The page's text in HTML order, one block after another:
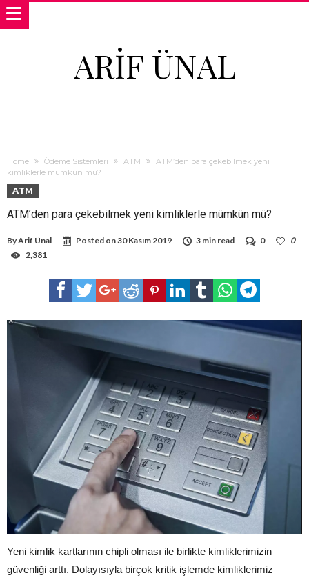
ARIF ÜNAL
Home Ödeme Sistemleri ATM
ATM’den para çekebilmek yeni
kimliklerle mümkün mü?
ATM
ATM’den para çekebilmek yeni kimliklerle mümkün mü?
ByArif Ünal Posted on30 Kasım 2019 3 min read 0
0
2,381
Yeni kimlik kartlarının chipli olması ile birlikte kimliklerimizin
güvenliği arttı. Dolayısıyla birçok kritik işlemde kimliklerimiz